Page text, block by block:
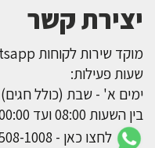
יצירת קשר
מוקד שירות לקוחות whatsapp
שעות פעילות:
ימים א' - שבת (כולל חגים)
בין השעות 08:00 ועד 00:00
לחצו כאן - 055-508-1008